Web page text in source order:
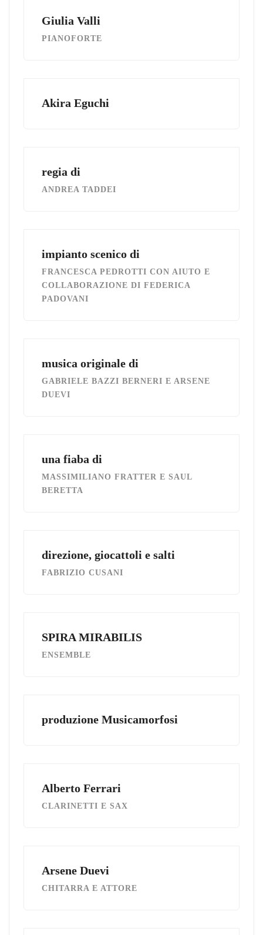
Giulia Valli
PIANOFORTE
Akira Eguchi
regia di
ANDREA TADDEI
impianto scenico di
FRANCESCA PEDROTTI CON AIUTO E
COLLABORAZIONE DI FEDERICA
PADOVANI
musica originale di
GABRIELE BAZZI BERNERI E ARSENE
DUEVI
una fiaba di
MASSIMILIANO FRATTER E SAUL
BERETTA
direzione, giocattoli e salti
FABRIZIO CUSANI
SPIRA MIRABILIS
ENSEMBLE
produzione Musicamorfosi
Alberto Ferrari
CLARINETTI E SAX
Arsene Duevi
CHITARRA E ATTORE